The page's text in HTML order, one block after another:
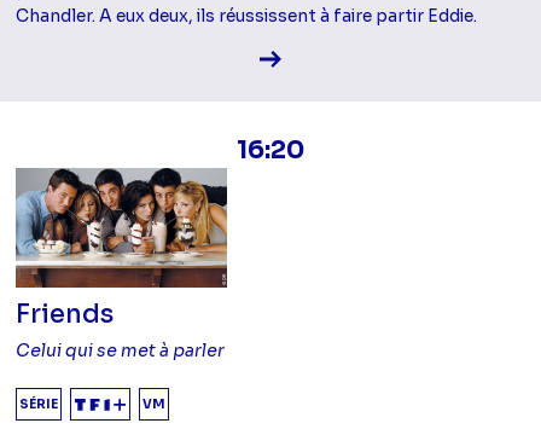
Chandler. A eux deux, ils réussissent à faire partir Eddie.
Voir la fiche diffusion
16:20
Friends
Celui qui se met à parler
SÉRIE VM